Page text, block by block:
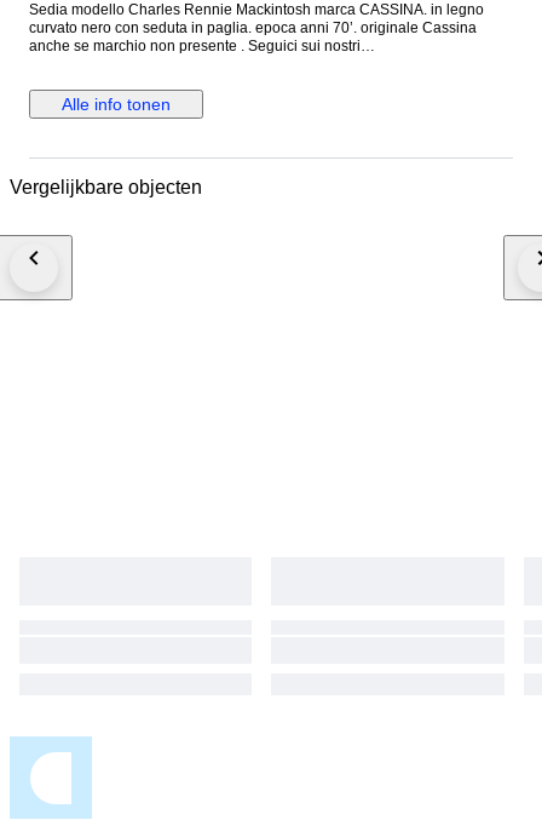
Sedia modello Charles Rennie Mackintosh marca CASSINA. in legno
curvato nero con seduta in paglia. epoca anni 70’. originale Cassina
anche se marchio non presente . Seguici sui nostri
circa.Alle info tonen
Vergelijkbare objecten